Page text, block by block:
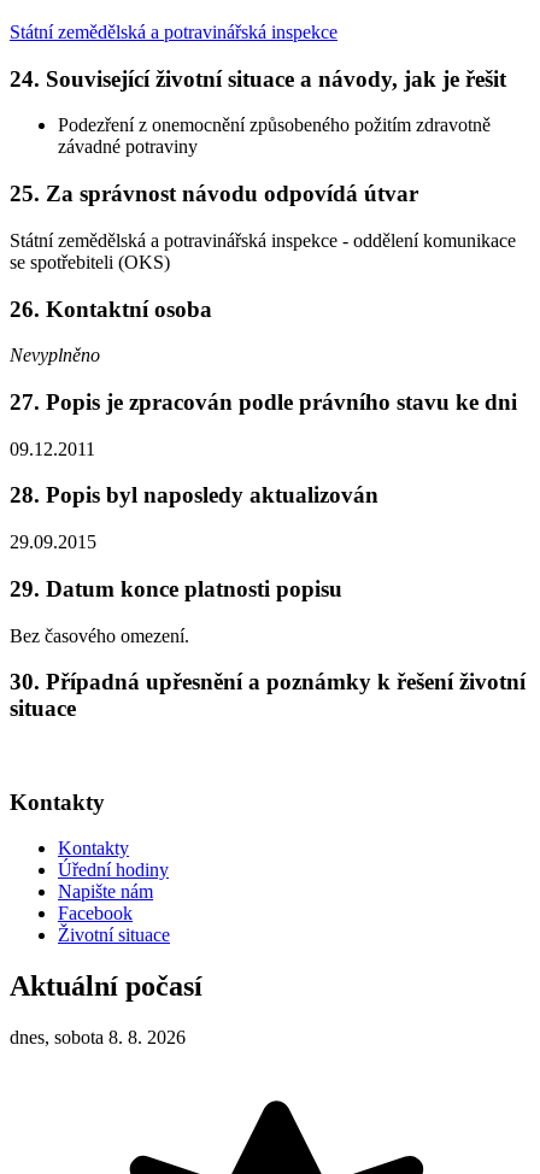
Státní zemědělská a potravinářská inspekce
24. Související životní situace a návody, jak je řešit
Podezření z onemocnění způsobeného požitím zdravotně
závadné potraviny
25. Za správnost návodu odpovídá útvar
Státní zemědělská a potravinářská inspekce - oddělení komunikace
se spotřebiteli (OKS)
26. Kontaktní osoba
Nevyplněno
27. Popis je zpracován podle právního stavu ke dni
09.12.2011
28. Popis byl naposledy aktualizován
29.09.2015
29. Datum konce platnosti popisu
Bez časového omezení.
30. Případná upřesnění a poznámky k řešení životní
situace
Kontakty
Kontakty
Úřední hodiny
Napište nám
Facebook
Životní situace
Aktuální počasí
dnes, sobota 8. 8. 2026